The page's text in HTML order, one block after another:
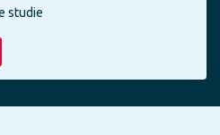
studie